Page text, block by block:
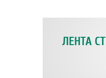
ЛЕНТА